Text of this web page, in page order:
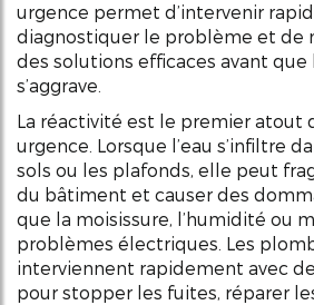
urgence permet d’intervenir
diagnostiquer le problème et de
des solutions efficaces avant que
s’aggrave.
La réactivité est le premier atout
urgence. Lorsque l’eau s’infiltre
sols ou les plafonds, elle peut
du bâtiment et causer des
que la moisissure, l’humidité ou
problèmes électriques. Les
interviennent rapidement avec
pour stopper les fuites, réparer